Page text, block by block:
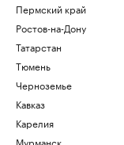
Пермский край
Ростов-на-Дону
Татарстан
Тюмень
Черноземье
Кавказ
Карелия
Мурманск